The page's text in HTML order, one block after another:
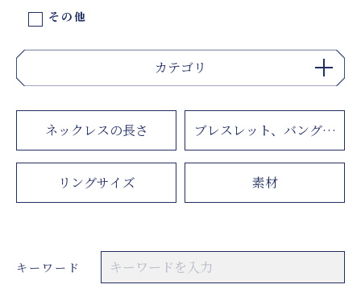
その他
カテゴリ
ネックレスの長さ ブレスレット、バングルの
リングサイズ 素材
キーワード